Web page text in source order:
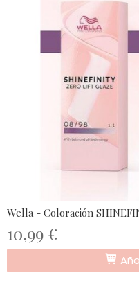
Wella - Coloración
10,99 €